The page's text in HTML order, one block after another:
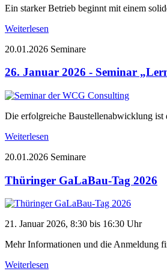
Ein starker Betrieb beginnt mit einem
Weiterlesen
20.01.2026 Seminare
26. Januar 2026 - Seminar
Die erfolgreiche Baustellenabwicklung ist
Weiterlesen
20.01.2026 Seminare
Thüringer GaLaBau-Tag 2026
21. Januar 2026, 8:30 bis 16:30 Uhr
Mehr Informationen und die Anmeldung
Weiterlesen